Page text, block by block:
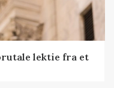
lektie fra et